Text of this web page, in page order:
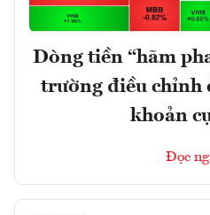
Dòng tiền “hãm
trường điều chỉnh
khoản
Đọc